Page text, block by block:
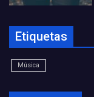
Etiquetas
Música